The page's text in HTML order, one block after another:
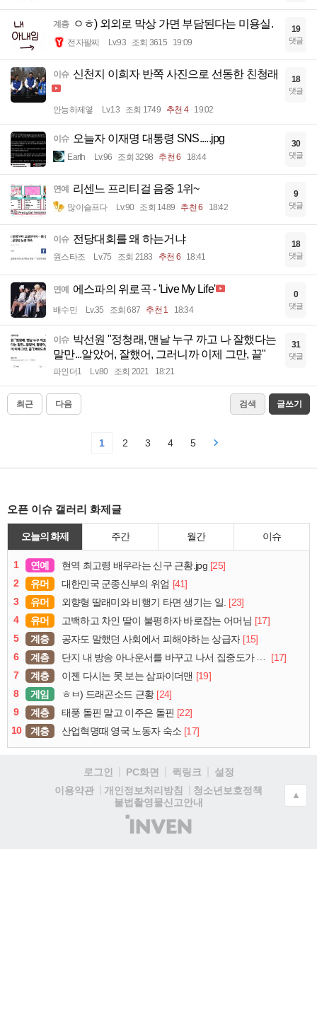
계층 ㅇㅎ) 외외로 막상 가면 부담된다는 미용실.
전자팔찌 Lv.93 조회 3615 19:09
19
댓글
이슈 신천지 이희자 반쪽 사진으로 선동한 친청래
안능하제옇 Lv.13 조회 1749 추천 4 19:02
18
댓글
이슈 오늘자 이재명 대통령 SNS.....jpg
Earth Lv.96 조회 3298 추천 6 18:44
30
댓글
연예 리센느 프리티걸 음중 1위~
많이슬프다 Lv.90 조회 1489 추천 6 18:42
9
댓글
이슈 전당대회를 왜 하는거냐
원스타조 Lv.75 조회 2183 추천 6 18:41
18
댓글
연예 에스파의 위로곡 - 'Live My Life'
배수민 Lv.35 조회 687 추천 1 18:34
0
댓글
이슈 박선원 "정청래, 맨날 누구 까고 나 잘했다는
말만...알았어, 잘했어, 그러니까 이제 그만, 끝"
파인더1 Lv.80 조회 2021 18:21
31
댓글
최근 다음 검색 글쓰기
1 2 3 4 5
오픈 이슈 갤러리 화제글
오늘의 화제 주간 월간 이슈
1 연예 현역 최고령 배우라는 신구 근황.jpg [25]
2
유머 대한민국 군종신부의 위엄 [41]
3
유머 외향형 딸래미와 비행기 타면 생기는 일. [23]
4
유머 고백하고 차인 딸이 불평하자 바로잡는 어머님 [17]
5
계층 공자도 말했던 사회에서 피해야하는 상급자 [15]
6
계층 단지 내 방송 아나운서를 바꾸고 나서 집중도가 확 올라갔다는 한 아파트의 안내방송
[17]
7
계층 이젠 다시는 못 보는 삼파이더맨 [19]
8
게임 ㅎㅂ) 드래곤소드 근황 [24]
9
계층 태풍 돌핀 말고 이주은 돌핀 [22]
10
계층 산업혁명때 영국 노동자 숙소 [17]
로그인 PC화면 퀵링크
설정
이용약관
개인정보처리방침
청소년보호정책
불법촬영물신고안내
(주)
인
▲